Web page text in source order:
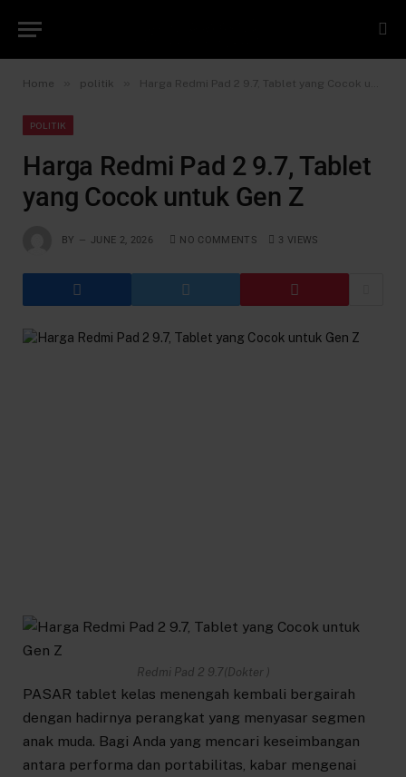
Home politik Harga Redmi Pad 2 9.7, Tablet yang Cocok untuk Gen Z
POLITIK
Harga Redmi Pad 2 9.7, Tablet
yang Cocok untuk Gen Z
BY JUNE 2, 2026 NO COMMENTS 3 VIEWS
Redmi Pad 2 9.7(Dokter )
PASAR tablet kelas menengah kembali bergairah
dengan hadirnya perangkat yang menyasar segmen
anak muda. Bagi Anda yang mencari keseimbangan
antara performa dan portabilitas, kabar mengenai